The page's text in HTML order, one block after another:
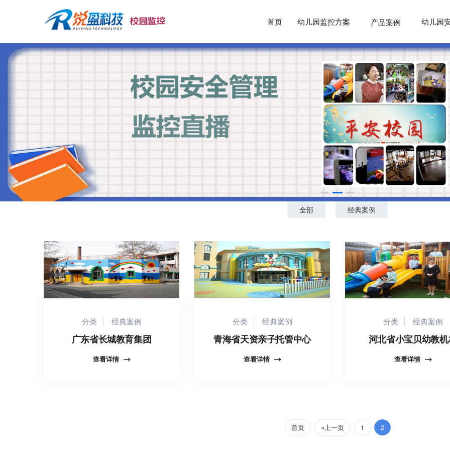
首页 幼儿园监控方案 产品案例 幼儿园
全部 经典案例
分类 经典案例
广东省长城教育集团
查看详情
分类 经典案例
青海省天资亲子托管中心
查看详情
分类 经典案例
河北省小宝贝幼教
查看详情
首页 «上一页 1 2